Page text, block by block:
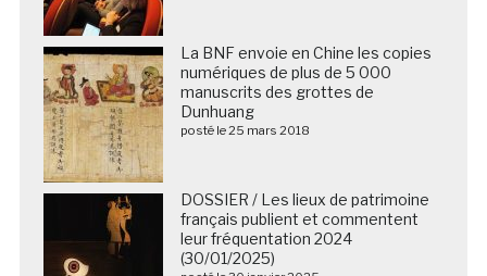
La BNF envoie en Chine les copies
numériques de plus de 5 000
manuscrits des grottes de
Dunhuang
posté le 25 mars 2018
DOSSIER / Les lieux de patrimoine
français publient et commentent
leur fréquentation 2024
(30/01/2025)